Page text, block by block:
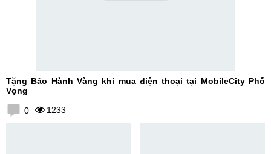
Tặng Bảo Hành Vàng khi mua điện thoại tại MobileCity Phố
Vọng
0 1233